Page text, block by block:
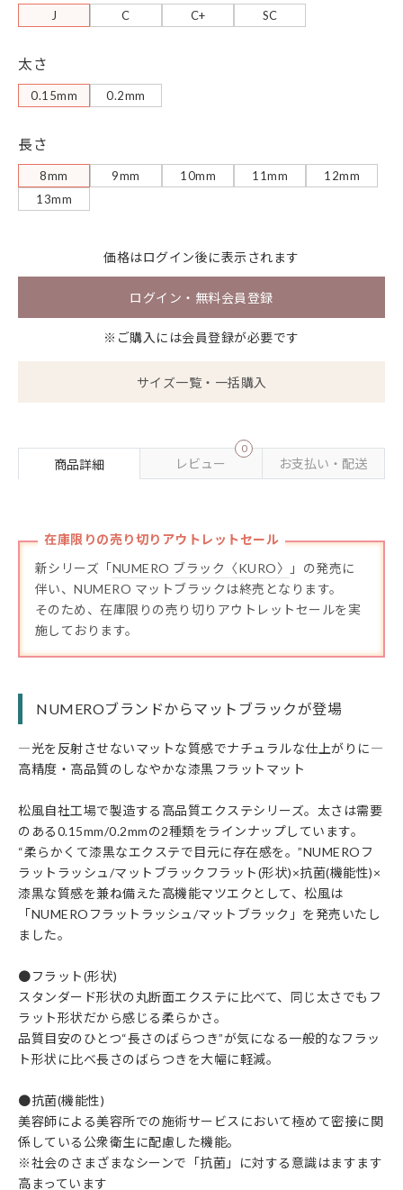
J C C+ SC
太さ
0.15mm 0.2mm
長さ
8mm 9mm 10mm 11mm
12mm
13mm
価格はログイン後に表示されます
ログイン・無料会員登録
※ご購入には会員登録が必要です
サイズ一覧・一括購入
商品詳細 レビュー
0
お支払い・配送
在庫限りの売り切りアウトレットセール
新シリーズ「NUMERO ブラック〈KURO〉
」の発売に
伴い、NUMERO マットブラックは終売となります。
そのため、在庫限りの売り切りアウトレットセールを実
施しております。
NUMEROブランドからマットブラックが登場
―光を反射させないマットな質感でナチュラルな仕上がりに―
高精度・高品質のしなやかな漆黒フラットマット
松風自社工場で製造する高品質エクステシリーズ。太さは需要
のある0.15mm/0.2mmの2種類をラインナップしています。
“柔らかくて漆黒なエクステで目元に存在感を。”NUMEROフ
ラットラッシュ/マットブラックフラット(形状)×抗菌(機能性)×
漆黒な質感を兼ね備えた高機能マツエクとして、松風は
「NUMEROフラットラッシュ/マットブラック」を発売いたし
ました。
●フラット(形状)
スタンダード形状の丸断面エクステに比べて、同じ太さでもフ
ラット形状だから感じる柔らかさ。
品質目安のひとつ“長さのばらつき”が気になる一般的なフラッ
ト形状に比べ長さのばらつきを大幅に軽減。
●抗菌(機能性)
美容師による美容所での施術サービスにおいて極めて密接に関
係している公衆衛生に配慮した機能。
※社会のさまざまなシーンで「抗菌」に対する意識はますます
高まっています